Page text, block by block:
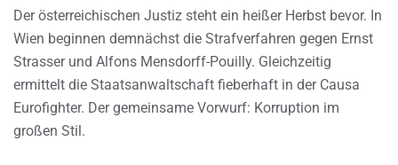
Der österreichischen Justiz steht ein heißer Herbst bevor. In
Wien beginnen demnächst die Strafverfahren gegen Ernst
Strasser und Alfons Mensdorff-Pouilly. Gleichzeitig
ermittelt die Staatsanwaltschaft fieberhaft in der Causa
Eurofighter. Der gemeinsame Vorwurf: Korruption im
großen Stil.